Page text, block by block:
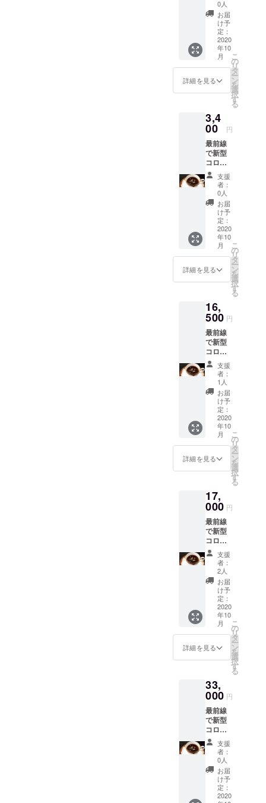
コー
ヒー
200g】
珈琲鑑
定士の
厳しい
基準を
クリア
した１
コー
ヒー豆
を、熟
練の焙
煎士が
長年の
技術
で、最
高の状
態に焙
煎しま
した。
４種類
の焙煎
豆をア
フター
ミック
い味わ
いに仕
上げま
した。
※必ず豆
の挽き
方を選
択して
くださ
い ※ブ
レンド
コー
ヒーは
郵送さ
せて頂
送料
負担は
従事者
の方
に、
「珈琲
元年金
箔ス
ティッ
クコー
ヒー」
を10本
ます。
■リター
ン：
【珈琲
元年清
須店
コー
ヒーチ
ケット9
枚綴
り】 珈
琲元年
清須店
でご使
用いた
だける
￥420分
を9枚ご
用意い
たしま
した。
バリス
タが一
杯一杯
丁寧に
抽出し
たコー
ヒーを
お楽し
みくだ
さい。
※コー
ヒーチ
ケット
ません
※コー
ヒーチ
ケット
は清須
店での
みご利
用いた
だけま
す ※
コー
ヒーチ
ケット
は全て
のドリ
ご利用
いただ
し￥420
以上の
ドリン
クは、
￥420と
の差額
分をお
支払い
いただ
きます
※コー
ヒーチ
ケット
0人
お届
け予
定：
2020
年10
月
詳細を見る
こ
の
リ
タ
ー
ン
を
選
択
す
る
3,4
00 円
最前線
で新型
コロナ
ウイル
スと闘
う医療
従事者
の方
に、
「珈琲
元年金
箔ス
ティッ
クコー
ヒー」
を10本
ます。
■リター
ン：
【珈琲
元年
コー
ヒーチ
ケット9
枚綴
り】 指
定の珈
琲元年
でご使
用いた
だける
￥430分
のコー
用意い
たしま
した。
バリス
タが一
杯一杯
丁寧に
抽出し
たコー
ヒーを
お楽し
みくだ
さい。
※コー
ヒーチ
ケット
の有効
※コー
ヒーチ
ケット
は全店
舗共通
ではあ
りませ
んの
で、必
ずご利
用いた
だく店
舗を選
支援
者：
0人
お届
け予
定：
2020
年10
月
詳細を見る
こ
の
リ
タ
ー
ン
を
選
択
す
る
16,
500 円
最前線
で新型
コロナ
ウイル
スと闘
う医療
従事者
の方
に、
「珈琲
元年金
箔ス
ティッ
クコー
ヒー」
を50本
ます。
■リター
ン：
【珈琲
元年清
須店
コー
ヒーチ
ケット9
枚綴り
×5冊】
珈琲元
年清須
店でご
使用い
ただけ
る￥420
ケット
を45枚
ご用意
いたし
まし
た。 バ
リスタ
が一杯
一杯丁
寧に抽
出した
コー
ヒーを
支援
者：
1人
お届
け予
定：
2020
年10
月
詳細を見る
こ
の
リ
タ
ー
ン
を
選
択
す
る
17,
000 円
最前線
で新型
コロナ
ウイル
スと闘
う医療
従事者
の方
に、
「珈琲
元年金
箔ス
ティッ
クコー
ヒー」
を50本
ます。
■リター
ン：
【珈琲
元年
コー
ヒーチ
ケット9
枚綴り
×5冊】
指定の
珈琲元
年でご
支援
者：
2人
お届
け予
定：
2020
年10
月
詳細を見る
こ
の
リ
タ
ー
ン
を
選
択
す
る
33,
000 円
最前線
で新型
コロナ
ウイル
スと闘
う医療
従事者
の方
に、
「珈琲
支援
者：
0人
お届
け予
定：
2020